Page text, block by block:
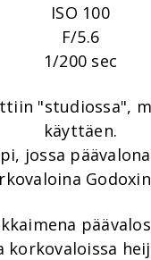
ISO 100
F/5.6
1/200 sec
"studiossa",
käyttäen.
jossa
korkovaloissa